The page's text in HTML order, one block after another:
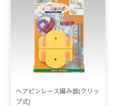
ヘアピンレース編み器(クリッ
プ式)